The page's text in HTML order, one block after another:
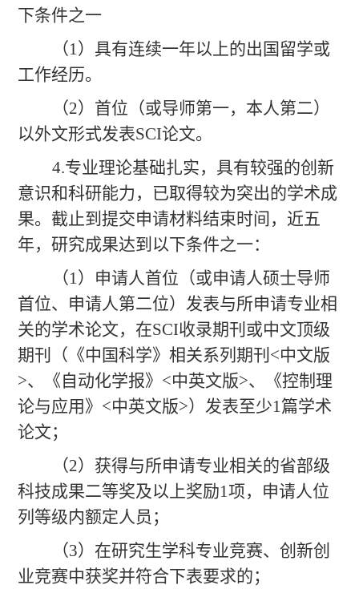
下条件之一
（1）具有连续一年以上的出国留学或
工作经历。
（2）首位（或导师第一，本人第二）
以外文形式发表SCI论文。
4.专业理论基础扎实，具有较强的创新
意识和科研能力，已取得较为突出的学术成
果。截止到提交申请材料结束时间，近五
年，研究成果达到以下条件之一：
（1）申请人首位（或申请人硕士导师
首位、申请人第二位）发表与所申请专业相
关的学术论文，在SCI收录期刊或中文顶级
期刊（《中国科学》相关系列期刊<中文版
>、《自动化学报》<中英文版>、《控制理
论与应用》<中英文版>）发表至少1篇学术
论文；
（2）获得与所申请专业相关的省部级
科技成果二等奖及以上奖励1项，申请人位
列等级内额定人员；
（3）在研究生学科专业竞赛、创新创
业竞赛中获奖并符合下表要求的；